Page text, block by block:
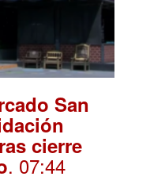
San
cierre
. 07:44